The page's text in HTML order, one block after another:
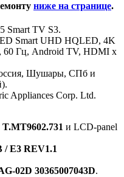
ниже на странице.
Smart TV S3.
Smart UHD HQLED, 4K
Гц, Android TV, HDMI х
Шушары, СПб и
Appliances Corp. Ltd.
T.MT9602.731 и LCD-panel
/ E3 REV1.1
02D 30365007043D.